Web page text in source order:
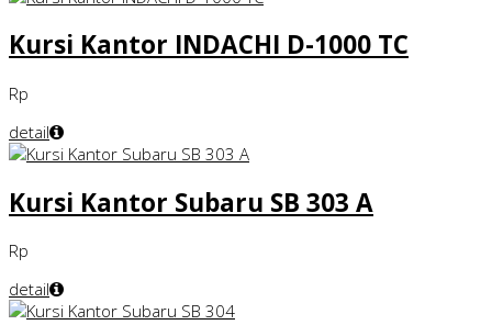
Kursi Kantor INDACHI D-1000 TC
Rp
detail
Kursi Kantor Subaru SB 303 A
Rp
detail